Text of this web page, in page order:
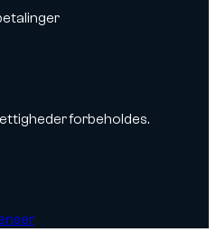
forbeholdes.